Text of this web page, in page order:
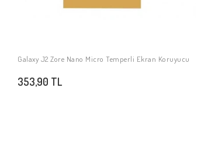
SEPETE EKLE
Galaxy J2 Zore Nano Micro Temperli Ekran Koruyucu
353,90 TL